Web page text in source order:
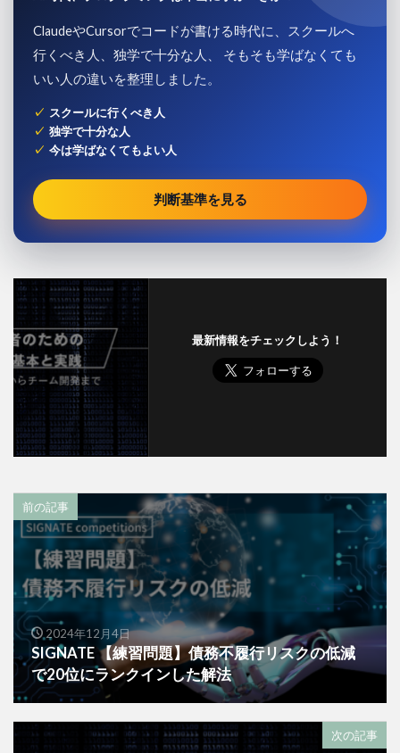
ClaudeやCursorでコードが書ける時代に、スクールへ
行くべき人、独学で十分な人、 そもそも学ばなくても
いい人の違いを整理しました。
スクールに行くべき人
独学で十分な人
今は学ばなくてもよい人
判断基準を見る
最新情報をチェックしよう！
前の記事
2024年12月4日
SIGNATE 【練習問題】債務不履行リスクの低減
で20位にランクインした解法
次の記事